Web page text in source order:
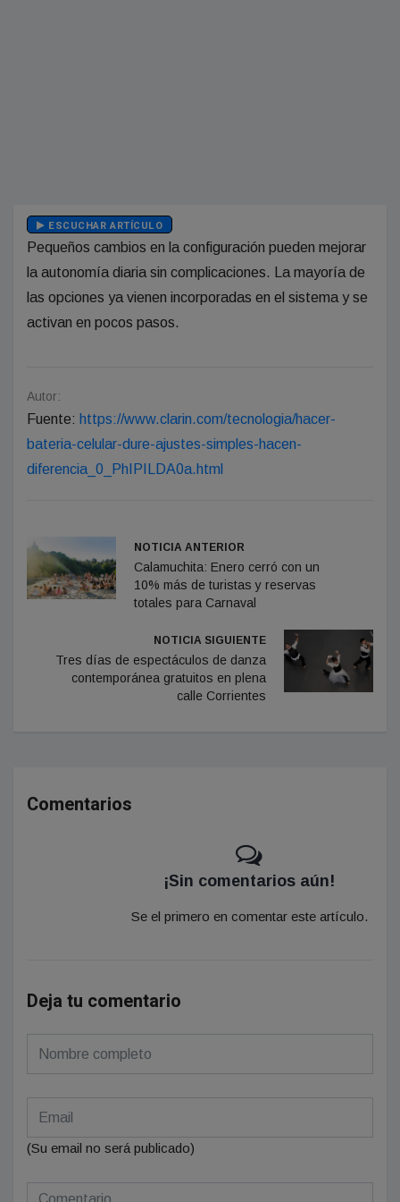
ESCUCHAR ARTÍCULO
Pequeños cambios en la configuración pueden mejorar
la autonomía diaria sin complicaciones. La mayoría de
las opciones ya vienen incorporadas en el sistema y se
activan en pocos pasos.
Autor:
Fuente: https://www.clarin.com/tecnologia/hacer-
bateria-celular-dure-ajustes-simples-hacen-
diferencia_0_PhIPILDA0a.html
NOTICIA ANTERIOR
Calamuchita: Enero cerró con un
10% más de turistas y reservas
totales para Carnaval
NOTICIA SIGUIENTE
Tres días de espectáculos de danza
contemporánea gratuitos en plena
calle Corrientes
Comentarios
¡Sin comentarios aún!
Se el primero en comentar este artículo.
Deja tu comentario
(Su email no será publicado)